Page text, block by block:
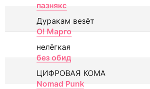
пазнякс
Дуракам везёт
О! Марго
нелёгкая
без обид
ЦИФРОВАЯ КОМА
Nomad Punk